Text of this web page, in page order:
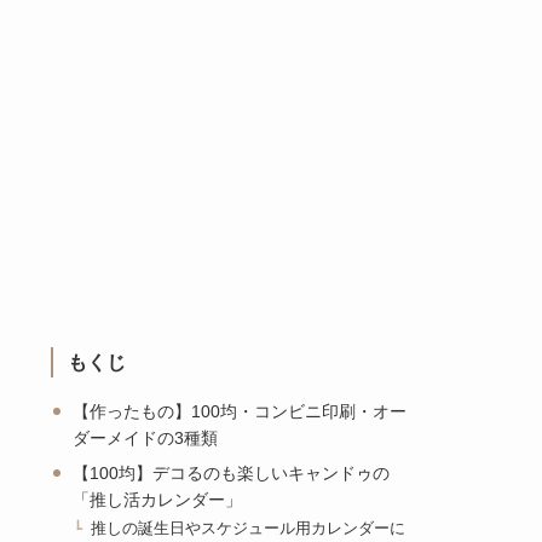
もくじ
【作ったもの】100均・コンビニ印刷・オー
ダーメイドの3種類
【100均】デコるのも楽しいキャンドゥの
「推し活カレンダー」
推しの誕生日やスケジュール用カレンダーに